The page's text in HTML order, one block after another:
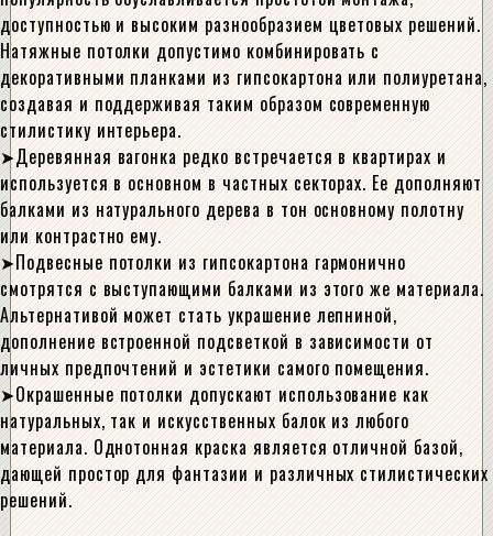
доступностью и высоким разнообразием цветовых решений.
Натяжные потолки допустимо комбинировать с
декоративными планками из гипсокартона или полиуретана,
создавая и поддерживая таким образом современную
стилистику интерьера.
Деревянная вагонка редко встречается в квартирах и
используется в основном в частных секторах. Ее дополняют
балками из натурального дерева в тон основному полотну
или контрастно ему.
Подвесные потолки из гипсокартона гармонично
смотрятся с выступающими балками из этого же материала.
Альтернативой может стать украшение лепниной,
дополнение встроенной подсветкой в зависимости от
личных предпочтений и эстетики самого помещения.
Окрашенные потолки допускают использование как
натуральных, так и искусственных балок из любого
материала. Однотонная краска является отличной базой,
дающей простор для фантазии и различных стилистических
решений.